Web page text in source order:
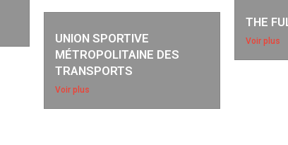
THE
Voir plus
UNION SPORTIVE
MÉTROPOLITAINE DES
TRANSPORTS
Voir plus